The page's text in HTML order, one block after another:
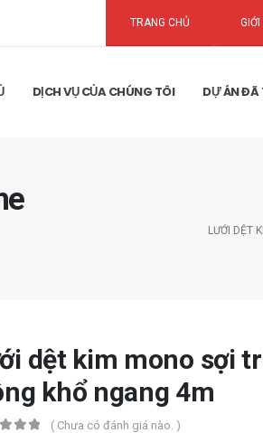
TRANG CHỦ GIỚI
DỊCH VỤ CỦA CHÚNG TÔI DỰ ÁN ĐÃ
LƯỚI DỆT
dệt kim mono sợi
khổ ngang 4m
( Chưa có đánh giá nào. )